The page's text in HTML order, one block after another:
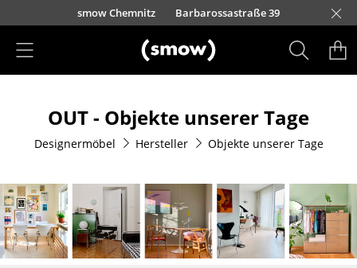
Direkt zum Inhalt
100
smow Chemnitz Barbarossastraße 39smow Düsseldorf
smow Essen
smow Frankfurt
smow Freiburg
smow Hamburg
smow Hannover
smow Kempten
smow Köln
smow Konstanz
smow Leipzig
smow Solothurn
smow Mainz
smow München
smow Nürnberg
smow Schwarzwald
smow Stuttgart
Sitzmöbel
Esszimmerstühle
Sofas
Sessel
Loungesessel
OUT - Objekte unserer Tage
Designermöbel Hersteller Objekte unserer Tage